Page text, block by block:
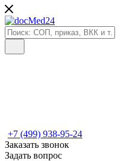
+7 (499) 938-95-24
Заказать звонок
Задать вопрос